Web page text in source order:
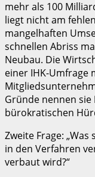
mehr als 100
liegt nicht am
mangelhaften
schnellen Abriss
Neubau. Die
einer IHK-Umfrage
Gründe nennen
bürokratischen
Zweite Frage:
in den Verfahren
verbaut wird?“